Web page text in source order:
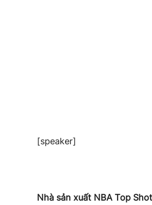
[speaker]
Nhà sản xuất NBA Top